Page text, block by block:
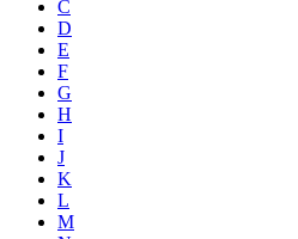
C
D
E
F
G
H
I
J
K
L
M